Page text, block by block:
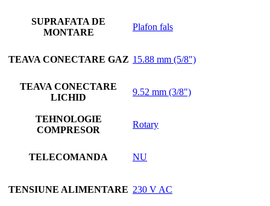
SUPRAFATA DE
MONTARE
Plafon fals
TEAVA CONECTARE GAZ 15.88 mm (5/8")
TEAVA CONECTARE
LICHID
9.52 mm (3/8")
TEHNOLOGIE
COMPRESOR
Rotary
TELECOMANDA NU
TENSIUNE ALIMENTARE 230 V AC